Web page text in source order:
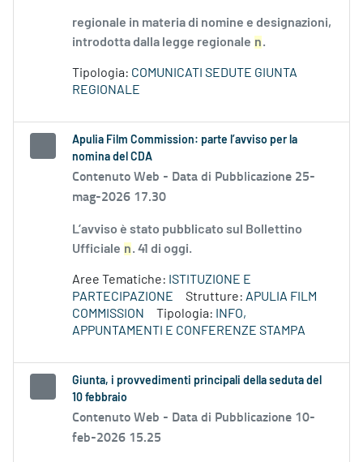
regionale in materia di nomine e designazioni,
introdotta dalla legge regionale n.
Tipologia: COMUNICATI SEDUTE GIUNTA
REGIONALE
Apulia Film Commission: parte l’avviso per la
nomina del CDA
Contenuto Web - Data di Pubblicazione 25-
mag-2026 17.30
L’avviso è stato pubblicato sul Bollettino
Ufficiale n. 41 di oggi.
Aree Tematiche: ISTITUZIONE E
PARTECIPAZIONE
Strutture: APULIA FILM
COMMISSION
Tipologia:
INFO,
APPUNTAMENTI E CONFERENZE STAMPA
Giunta, i provvedimenti principali della seduta del
10 febbraio
Contenuto Web - Data di Pubblicazione 10-
feb-2026 15.25